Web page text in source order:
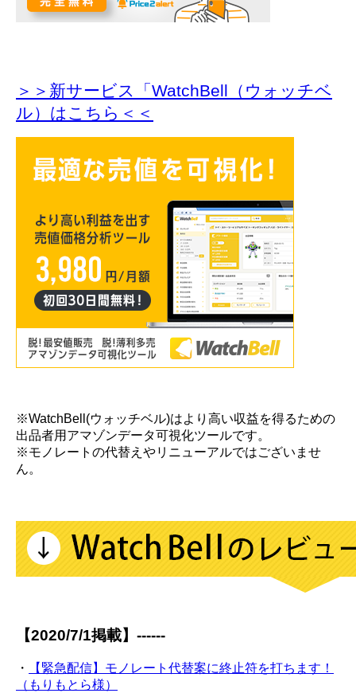
＞＞新サービス「WatchBell（ウォッチベ
ル）はこちら＜＜
※WatchBell(ウォッチベル)はより高い収益を得るための
出品者用アマゾンデータ可視化ツールです。
※モノレートの代替えやリニューアルではございませ
ん。
【2020/7/1掲載】------
・
【緊急配信】モノレート代替案に終止符を打ちます！
（もりもとら様）